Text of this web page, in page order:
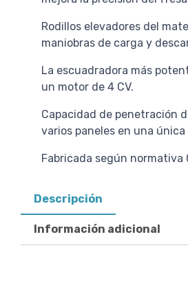
Rodillos elevadores del
maniobras de carga y
La escuadradora más
un motor de 4 CV.
Capacidad de penetración
varios paneles en una única
Fabricada según normativa
Descripción
Información adicional